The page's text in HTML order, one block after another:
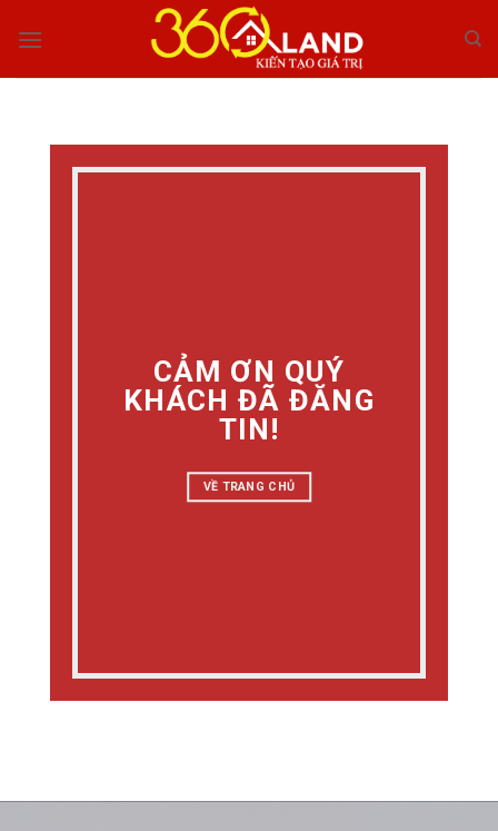
CẢM ƠN QUÝ
KHÁCH ĐÃ ĐĂNG
TIN!
VỀ TRANG CHỦ